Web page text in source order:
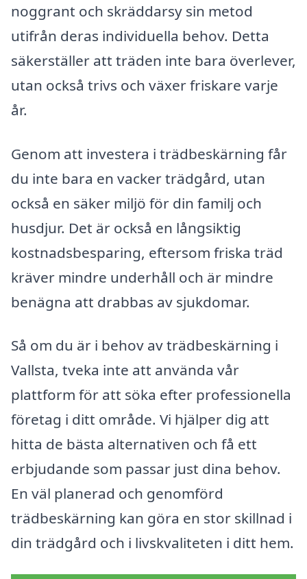
noggrant och skräddarsy sin metod
utifrån deras individuella behov. Detta
säkerställer att träden inte bara överlever,
utan också trivs och växer friskare varje
år.
Genom att investera i trädbeskärning får
du inte bara en vacker trädgård, utan
också en säker miljö för din familj och
husdjur. Det är också en långsiktig
kostnadsbesparing, eftersom friska träd
kräver mindre underhåll och är mindre
benägna att drabbas av sjukdomar.
Så om du är i behov av trädbeskärning i
Vallsta, tveka inte att använda vår
plattform för att söka efter professionella
företag i ditt område. Vi hjälper dig att
hitta de bästa alternativen och få ett
erbjudande som passar just dina behov.
En väl planerad och genomförd
trädbeskärning kan göra en stor skillnad i
din trädgård och i livskvaliteten i ditt hem.